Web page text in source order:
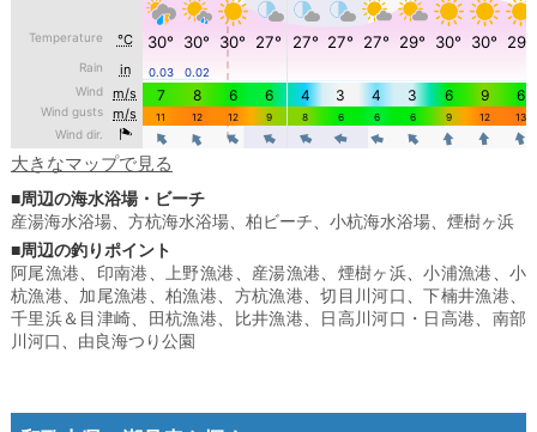
大きなマップで見る
■周辺の海水浴場・ビーチ
産湯海水浴場、 方杭海水浴場、 柏ビーチ 小杭海水浴場、 煙樹ヶ浜
■周辺の釣りポイント
阿尾漁港
印南港 上野漁港 産湯漁港 煙樹ヶ浜 、小浦漁港 、小
杭漁港
加尾漁港 、柏漁港 方杭漁港 、切目川河口 、下楠井漁港
千里浜＆目津崎
田杭漁港 比井漁港 日高川河口・日高港
南部
川河口
由良海つり公園